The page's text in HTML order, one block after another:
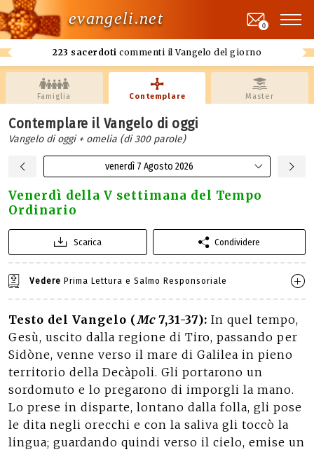
evangeli.net
223 sacerdoti commenti il Vangelo del giorno
0
Famiglia Contemplare Master
Contemplare il Vangelo di oggi
Vangelo di oggi + omelia (di 300 parole)
venerdì 7 Agosto 2026
Venerdì della V settimana del Tempo
Ordinario
Scarica Condividere
Vedere Prima Lettura e Salmo Responsoriale
Testo del Vangelo (Mc7,31-37): In quel tempo,
Gesù, uscito dalla regione di Tiro, passando per
Sidòne, venne verso il mare di Galilea in pieno
territorio della Decàpoli. Gli portarono un
sordomuto e lo pregarono di imporgli la mano.
Lo prese in disparte, lontano dalla folla, gli pose
le dita negli orecchi e con la saliva gli toccò la
lingua; guardando quindi verso il cielo, emise un